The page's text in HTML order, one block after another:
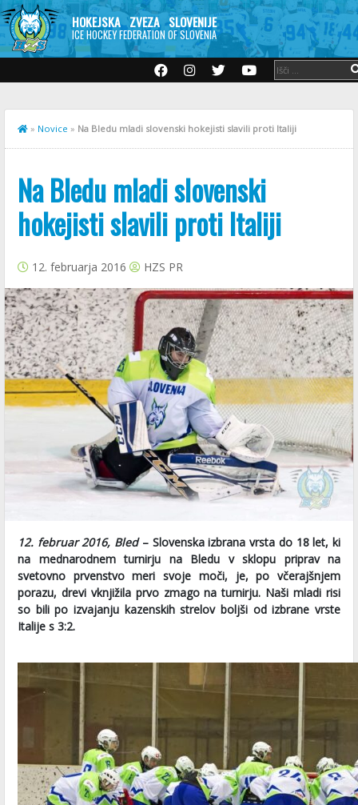
HOKEJSKA ZVEZA SLOVENIJE
ICE HOCKEY FEDERATION OF SLOVENIA
» Novice » Na Bledu mladi slovenski hokejisti slavili proti Italiji
Na Bledu mladi slovenski
hokejisti slavili proti Italiji
12. februarja 2016 HZS PR
12. februar 2016, Bled– Slovenska izbrana vrsta do 18 let, ki
na mednarodnem turnirju na Bledu v sklopu priprav na
svetovno prvenstvo meri svoje moči, je, po včerajšnjem
porazu, drevi vknjižila prvo zmago na turnirju. Naši mladi risi
so bili po izvajanju kazenskih strelov boljši od izbrane vrste
Italije s 3:2.